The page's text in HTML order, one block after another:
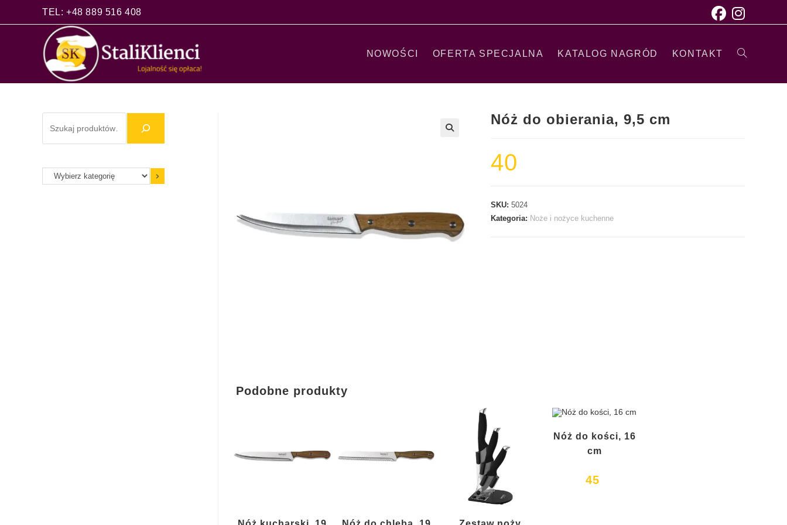
TEL: +48 889 516 408
NOWOŚCI OFERTA SPECJALNA KATALOG NAGRÓD KONTAKT
Nóż do obierania, 9,5 cm
40
SKU: 5024
Kategoria: Noże i nożyce kuchenne
Podobne produkty
Nóż do kości, 16
cm
45